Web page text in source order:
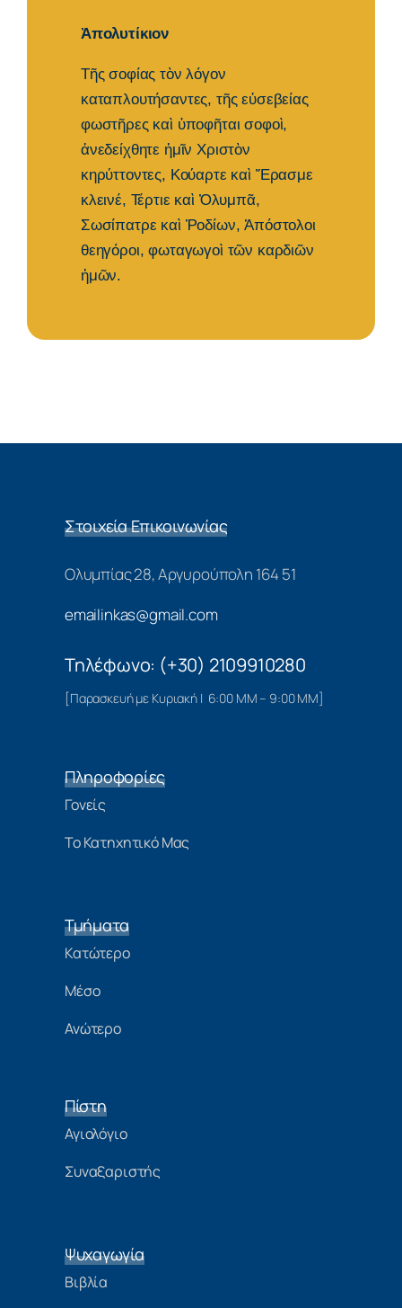
Ἀπολυτίκιον
Tῆς σοφίας τὸν λόγον
καταπλουτήσαντες, τῆς εὐσεβείας
φωστῆρες καὶ ὑποφῆται σοφοὶ,
ἀνεδείχθητε ἡμῖν Χριστὸν
κηρύττοντες, Κούαρτε καὶ Ἔρασμε
κλεινέ, Τέρτιε καὶ Ὀλυμπᾶ,
Σωσίπατρε καὶ Ῥοδίων, Ἀπόστολοι
θεηγόροι, φωταγωγοὶ τῶν καρδιῶν
ἡμῶν.
Στοιχεία Επικοινωνίας
Ολυμπίας 28, Αργυρούπολη 164 51
emailinkas@gmail.com
Τηλέφωνο: (+30) 2109910280
[Παρασκευή με Κυριακή | 6:00 ΜΜ – 9:00 ΜΜ]
Πληροφορίες
Γονείς
Το Κατηχητικό Μας
Τμήματα
Κατώτερο
Μέσο
Ανώτερο
Πίστη
Αγιολόγιο
Συναξαριστής
Ψυχαγωγία
Βιβλία